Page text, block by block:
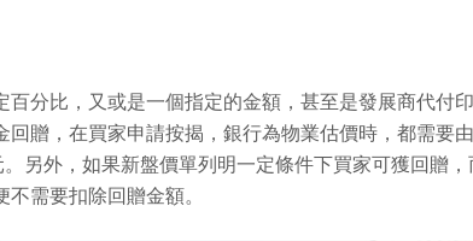
分比，又或是一個指定的金額，甚至是發展商代付
贈，在買家申請按揭，銀行為物業估價時，都需要
外，如果新盤價單列明一定條件下買家可獲回贈
需要扣除回贈金額。